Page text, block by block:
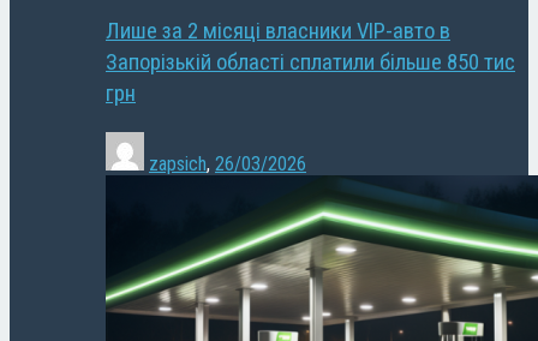
Лише за 2 місяці власники VIP-авто в
Запорізькій області сплатили більше 850 тис
грн
zapsich, 26/03/2026